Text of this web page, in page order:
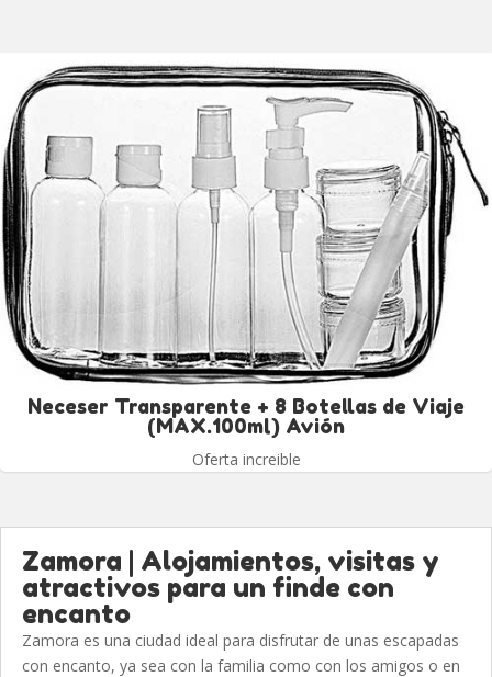
Neceser Transparente + 8 Botellas de Viaje
(MAX.100ml) Avión
Oferta increible
Zamora | Alojamientos, visitas y
atractivos para un finde con
encanto
Zamora es una ciudad ideal para disfrutar de unas escapadas
con encanto, ya sea con la familia como con los amigos o en